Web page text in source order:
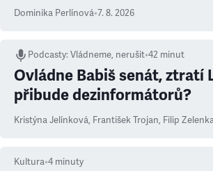
Dominika Perlínová•7. 8. 2026
Podcasty:Vládneme, nerušit•42 minut
Ovládne Babiš senát, ztratí
přibude dezinformátorů?
Kristýna Jelínková, František Trojan, Filip
Kultura•4 minuty